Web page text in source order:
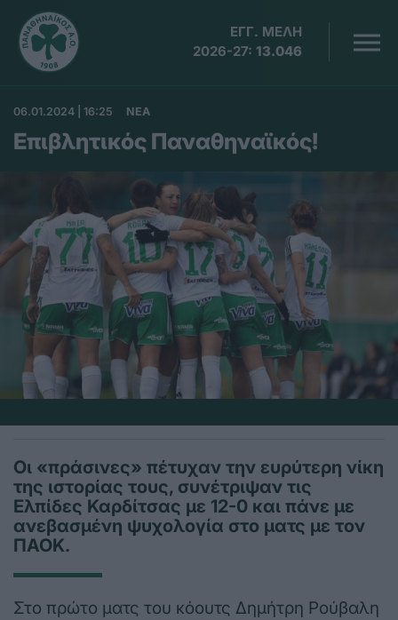
ΕΓΓ. ΜΕΛΗ
2026-27: 13.046
06.01.2024 | 16:25 ΝΕΑ
Επιβλητικός Παναθηναϊκός!
Οι «πράσινες» πέτυχαν την ευρύτερη νίκη
της ιστορίας τους, συνέτριψαν τις
Ελπίδες Καρδίτσας με 12-0 και πάνε με
ανεβασμένη ψυχολογία στο ματς με τον
ΠΑΟΚ.
Στο πρώτο ματς του κόουτς Δημήτρη Ρούβαλη